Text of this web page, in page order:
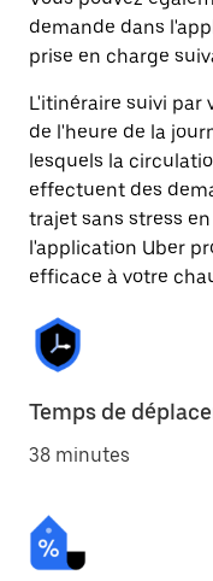
demande dans
prise en charge
L'itinéraire suivi
de l'heure de la
lesquels la
effectuent des
trajet sans stress
l'application Uber
efficace à votre
Temps de
38 minutes